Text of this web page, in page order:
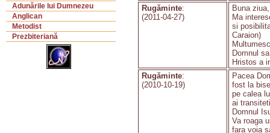
Adunările lui Dumnezeu
Anglican
Metodist
Prezbiteriană
Rugăminte:
(2011-04-27)
Buna ziua,
Ma
si
Caraion)
Domnul
Hristos a
Rugăminte:
(2010-10-19)
Pacea
fost la
pe calea
ai
Domnul
Va roaga
fara voia